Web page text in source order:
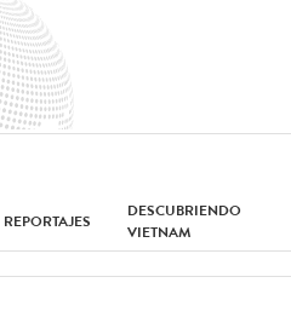
REPORTAJES
DESCUBRIENDO
VIETNAM